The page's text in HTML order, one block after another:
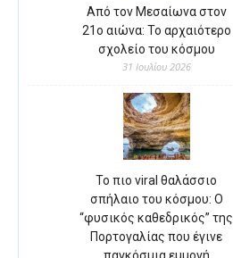
Από τον Μεσαίωνα στον
21ο αιώνα: Το αρχαιότερο
σχολείο του κόσμου
31 Ιουλίου 2026
Το πιο viral θαλάσσιο
σπήλαιο του κόσμου: Ο
“φυσικός καθεδρικός” της
Πορτογαλίας που έγινε